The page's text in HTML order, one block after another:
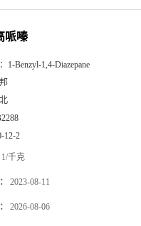
哌嗪
1-Benzyl-1,4-Diazepane
12-2
1/千克
2023-08-11
2026-08-06